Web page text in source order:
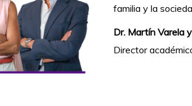
familia y la
Dr. Martín Varela
Director